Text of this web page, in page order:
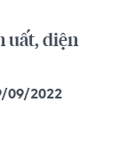
uất, diện
09/2022